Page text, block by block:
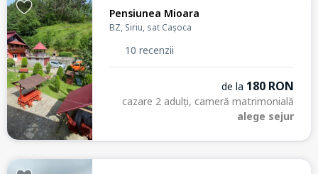
Pensiunea Mioara
BZ, Siriu, sat Cașoca
10 recenzii
de la 180 RON
cazare 2 adulți, cameră matrimonială
alege sejur